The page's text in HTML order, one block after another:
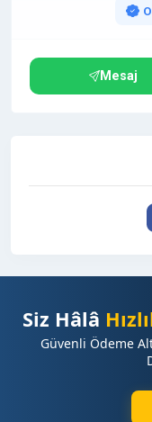
Mesaj
Siz Hâlâ
Güvenli Ödeme